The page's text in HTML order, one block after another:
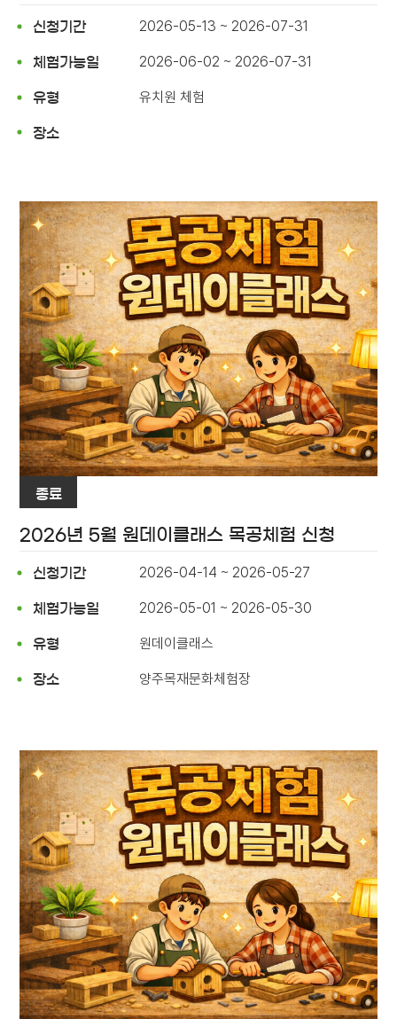
신청기간 2026-05-13 ~ 2026-07-31
체험가능일 2026-06-02 ~ 2026-07-31
유형 유치원 체험
장소
종료
2026년 5월 원데이클래스 목공체험 신청
신청기간 2026-04-14 ~ 2026-05-27
체험가능일 2026-05-01 ~ 2026-05-30
유형 원데이클래스
장소 양주목재문화체험장